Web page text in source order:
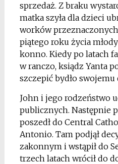
sprzedaż. Z braku
matka szyła dla dzieci
worków przeznaczonych
piątego roku życia
konno. Kiedy po latach
w ranczo, ksiądz Yanta
szczepić bydło swojemu
John i jego rodzeństwo
publicznych. Następnie
poszedł do Central
Antonio. Tam podjął
zakonnym i wstąpił do
trzech latach wrócił do